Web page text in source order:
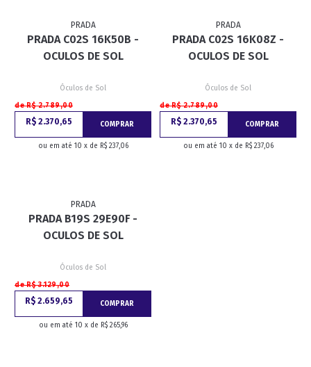
PRADA
PRADA C02S 16K50B -
OCULOS DE SOL
Óculos de Sol
de R$ 2.789,00
R$ 2.370,65 COMPRAR
ou em até 10 x de R$ 237,06
PRADA
PRADA C02S 16K08Z -
OCULOS DE SOL
Óculos de Sol
de R$ 2.789,00
R$ 2.370,65 COMPRAR
ou em até 10 x de R$ 237,06
PRADA
PRADA B19S 29E90F -
OCULOS DE SOL
Óculos de Sol
de R$ 3.129,00
R$ 2.659,65 COMPRAR
ou em até 10 x de R$ 265,96